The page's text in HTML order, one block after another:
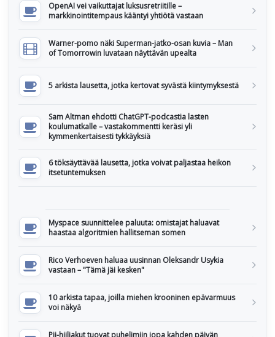
OpenAI vei vaikuttajat luksusretriitille –
markkinointitempaus kääntyi yhtiötä vastaan
Warner-pomo näki Superman-jatko-osan kuvia – Man
of Tomorrowin luvataan näyttävän upealta
5 arkista lausetta, jotka kertovat syvästä kiintymyksestä
Sam Altman ehdotti ChatGPT-podcastia lasten
koulumatkalle – vastakommentti keräsi yli
kymmenkertaisesti tykkäyksiä
6 töksäyttävää lausetta, jotka voivat paljastaa heikon
itsetuntemuksen
Myspace suunnittelee paluuta: omistajat haluavat
haastaa algoritmien hallitseman somen
Rico Verhoeven haluaa uusinnan Oleksandr Usykia
vastaan – "Tämä jäi kesken"
10 arkista tapaa, joilla miehen krooninen epävarmuus
voi näkyä
Pii-hiiliakut tuovat puhelimiin jopa kahden päivän